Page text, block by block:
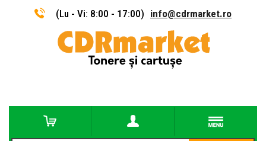
(Lu - Vi: 8:00 - 17:00) info@cdrmarket.ro